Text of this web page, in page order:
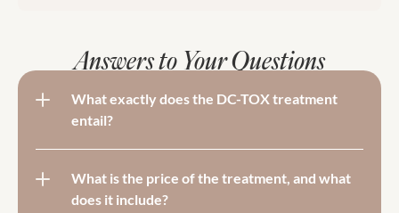
Answers to Your Questions
What exactly does the DC-TOX treatment
entail?
What is the price of the treatment, and what
does it include?